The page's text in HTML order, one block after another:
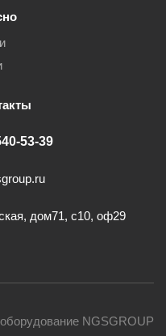
53-39
дом71, с10, оф29
NGSGROUP